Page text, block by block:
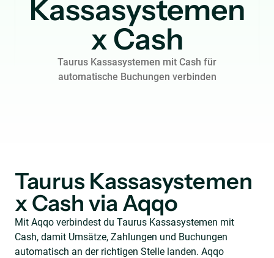
Kassasystemen
x Cash
Taurus Kassasystemen mit Cash für
automatische Buchungen verbinden
Taurus Kassasystemen
x Cash via Aqqo
Mit Aqqo verbindest du Taurus Kassasystemen mit
Cash, damit Umsätze, Zahlungen und Buchungen
automatisch an der richtigen Stelle landen. Aqqo